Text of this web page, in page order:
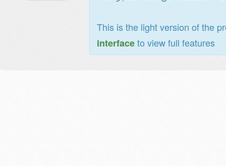
This is the light version of the
interfaceto view full features